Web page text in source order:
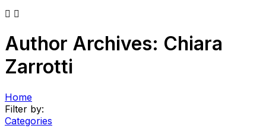
Author Archives: Chiara
Zarrotti
Home
Filter by:
Categories